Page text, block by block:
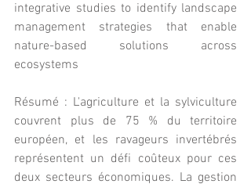
integrative studies to identify landscape
management strategies that enable
nature-based solutions across
ecosystems
Résumé : L'agriculture et la sylviculture
couvrent plus de 75 % du territoire
européen, et les ravageurs invertébrés
représentent un défi coûteux pour ces
deux secteurs économiques. La gestion